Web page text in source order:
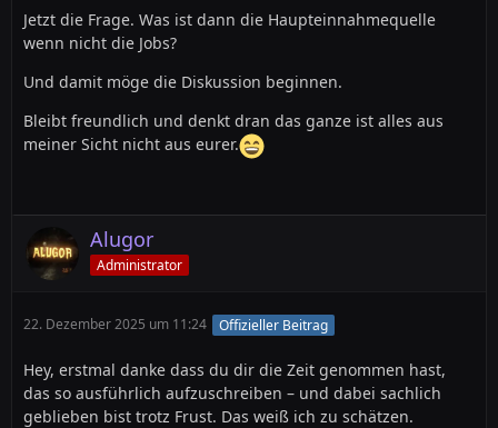
Jetzt die Frage. Was ist dann die Haupteinnahmequelle
wenn nicht die Jobs?
Und damit möge die Diskussion beginnen.
Bleibt freundlich und denkt dran das ganze ist alles aus
meiner Sicht nicht aus eurer.
Alugor
Administrator
22. Dezember 2025 um 11:24 Offizieller Beitrag
Hey, erstmal danke dass du dir die Zeit genommen hast,
das so ausführlich aufzuschreiben – und dabei sachlich
geblieben bist trotz Frust. Das weiß ich zu schätzen.